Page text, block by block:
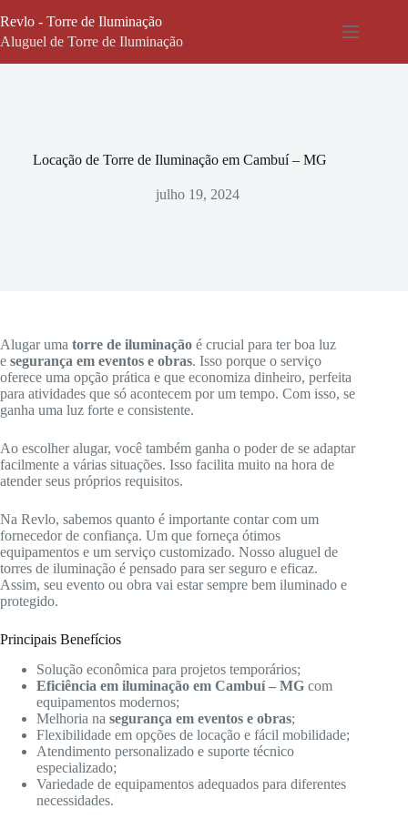
para
o
Revlo - Torre de Iluminação
Aluguel de Torre de Iluminação
Locação de Torre de Iluminação em Cambuí – MG
julho 19, 2024
Alugar uma torre de iluminação é crucial para ter boa luz
e segurança em eventos e obras. Isso porque o serviço
oferece uma opção prática e que economiza dinheiro, perfeita
para atividades que só acontecem por um tempo. Com isso, se
ganha uma luz forte e consistente.
Ao escolher alugar, você também ganha o poder de se adaptar
facilmente a várias situações. Isso facilita muito na hora de
atender seus próprios requisitos.
Na Revlo, sabemos quanto é importante contar com um
fornecedor de confiança. Um que forneça ótimos
equipamentos e um serviço customizado. Nosso aluguel de
torres de iluminação é pensado para ser seguro e eficaz.
Assim, seu evento ou obra vai estar sempre bem iluminado e
protegido.
Principais Benefícios
Solução econômica para projetos temporários;
Eficiência em iluminação em Cambuí – MG com
equipamentos modernos;
Melhoria na segurança em eventos e obras;
Flexibilidade em opções de locação e fácil mobilidade;
Atendimento personalizado e suporte técnico
especializado;
Variedade de equipamentos adequados para diferentes
necessidades.